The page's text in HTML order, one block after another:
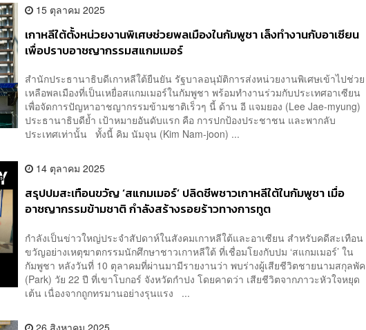
15 ตุลาคม 2025
เกาหลีใต้ตั้งหน่วยงานพิเศษช่วยพลเมืองในกัมพูชา เล็งทำงานกับอาเซียน
เพื่อปราบอาชญากรรมสแกมเมอร์
สำนักประธานาธิบดีเกาหลีใต้ยืนยัน รัฐบาลอนุมัติการส่งหน่วยงานพิเศษเข้าไปช่วย
เหลือพลเมืองที่เป็นเหยื่อสแกมเมอร์ในกัมพูชา พร้อมทำงานร่วมกับประเทศอาเซียน
เพื่อจัดการปัญหาอาชญากรรมข้ามชาติเร็วๆ นี้ ด้าน อี แจมยอง (Lee Jae-myung)
ประธานาธิบดีย้ำ เป้าหมายอันดับแรก คือ การปกป้องประชาชน และพากลับ
ประเทศเท่านั้น ทั้งนี้ คิม นัมจุน (Kim Nam-joon) ...
14 ตุลาคม 2025
สรุปปมสะเทือนขวัญ ‘สแกมเมอร์’ ปลิดชีพชาวเกาหลีใต้ในกัมพูชา เมื่อ
อาชญากรรมข้ามชาติ กำลังสร้างรอยร้าวทางการทูต
กำลังเป็นข่าวใหญ่ประจำสัปดาห์ในสังคมเกาหลีใต้และอาเซียน สำหรับคดีสะเทือน
ขวัญอย่างเหตุฆาตกรรมนักศึกษาชาวเกาหลีใต้ ที่เชื่อมโยงกับปม ‘สแกมเมอร์’ ใน
กัมพูชา หลังวันที่ 10 ตุลาคมที่ผ่านมามีรายงานว่า พบร่างผู้เสียชีวิตชายนามสกุลพัค
(Park) วัย 22 ปี ที่เขาโบกอร์ จังหวัดกำปง โดยคาดว่า เสียชีวิตจากภาวะหัวใจหยุด
เต้น เนื่องจากถูกทรมานอย่างรุนแรง ...
26 สิงหาคม 2025